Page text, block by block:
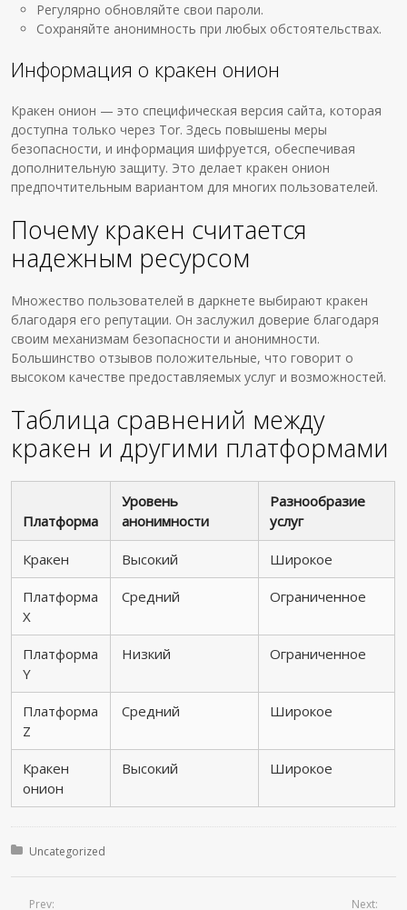
Регулярно обновляйте свои пароли.
Сохраняйте анонимность при любых обстоятельствах.
Информация о кракен онион
Кракен онион — это специфическая версия сайта, которая
доступна только через Tor. Здесь повышены меры
безопасности, и информация шифруется, обеспечивая
дополнительную защиту. Это делает кракен онион
предпочтительным вариантом для многих пользователей.
Почему кракен считается
надежным ресурсом
Множество пользователей в даркнете выбирают кракен
благодаря его репутации. Он заслужил доверие благодаря
своим механизмам безопасности и анонимности.
Большинство отзывов положительные, что говорит о
высоком качестве предоставляемых услуг и возможностей.
Таблица сравнений между
кракен и другими платформами
Платформа
Уровень
анонимности
Разнообразие
услуг
Кракен Высокий Широкое
Платформа
X
Средний Ограниченное
Платформа
Y
Низкий Ограниченное
Платформа
Z
Средний Широкое
Кракен
онион
Высокий Широкое
Posted in:
Uncategorized
Prev: Next: